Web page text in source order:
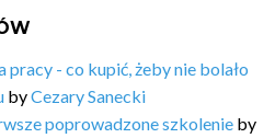
- co kupić, żeby nie bolało
byCezary Sanecki
poprowadzone szkolenie by